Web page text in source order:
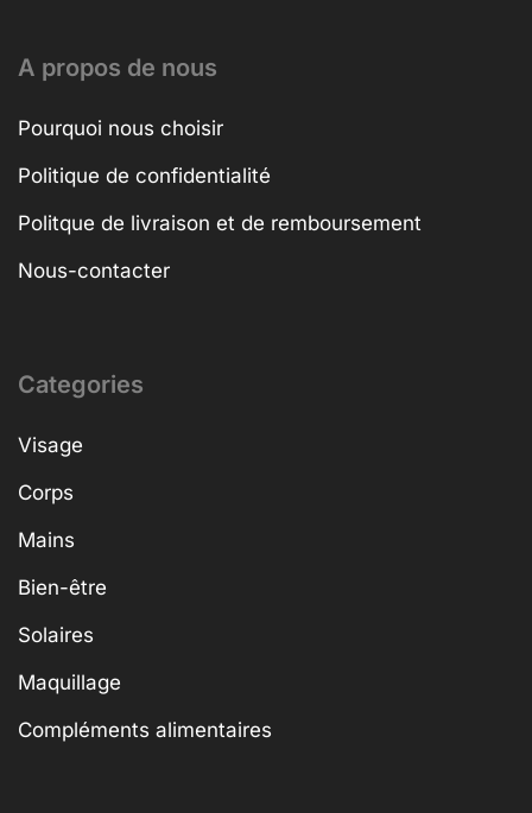
A propos de nous
Pourquoi nous choisir
Politique de confidentialité
Politque de livraison et de remboursement
Nous-contacter
Categories
Visage
Corps
Mains
Bien-être
Solaires
Maquillage
Compléments alimentaires